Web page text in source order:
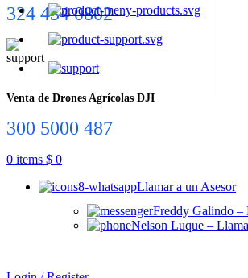
324 434 0802
Venta de Drones Agrícolas DJI
300 5000 487
0 items $ 0
Llamar a un Asesor
Freddy Galindo –
Nelson Luque –